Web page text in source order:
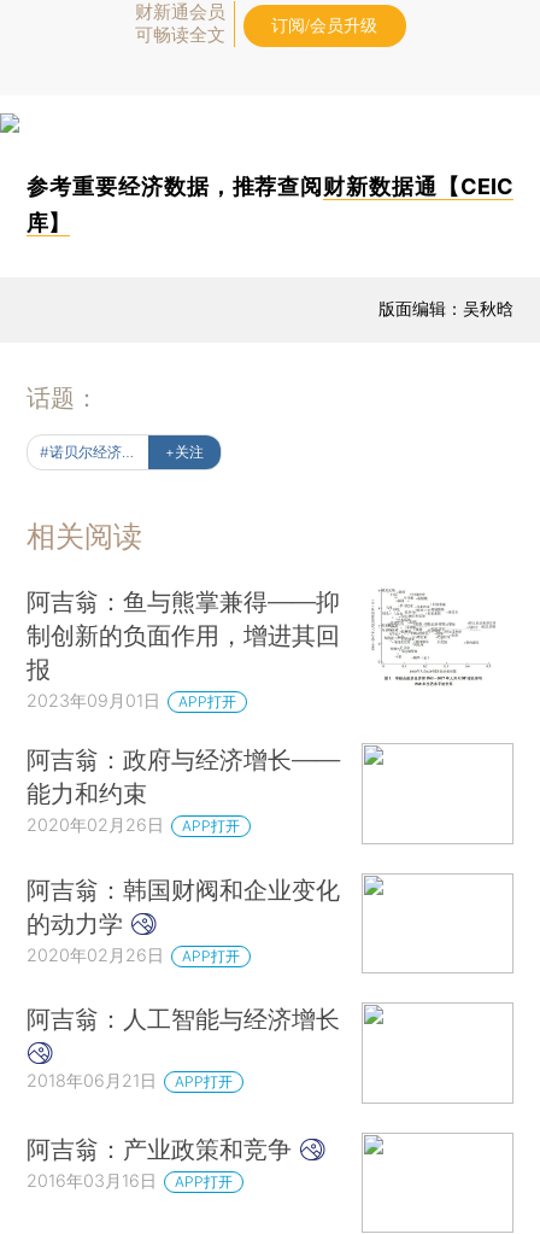
财新通会员
可畅读全文
订阅/会员升级
参考重要经济数据，推荐查阅财新数据通【CEIC
库】
版面编辑：吴秋晗
话题：
+关注
相关阅读
阿吉翁：鱼与熊掌兼得——抑
制创新的负面作用，增进其回
报
2023年09月01日 APP打开
阿吉翁：政府与经济增长——
能力和约束
2020年02月26日 APP打开
阿吉翁：韩国财阀和企业变化
的动力学
2020年02月26日 APP打开
阿吉翁：人工智能与经济增长
2018年06月21日 APP打开
阿吉翁：产业政策和竞争
2016年03月16日 APP打开